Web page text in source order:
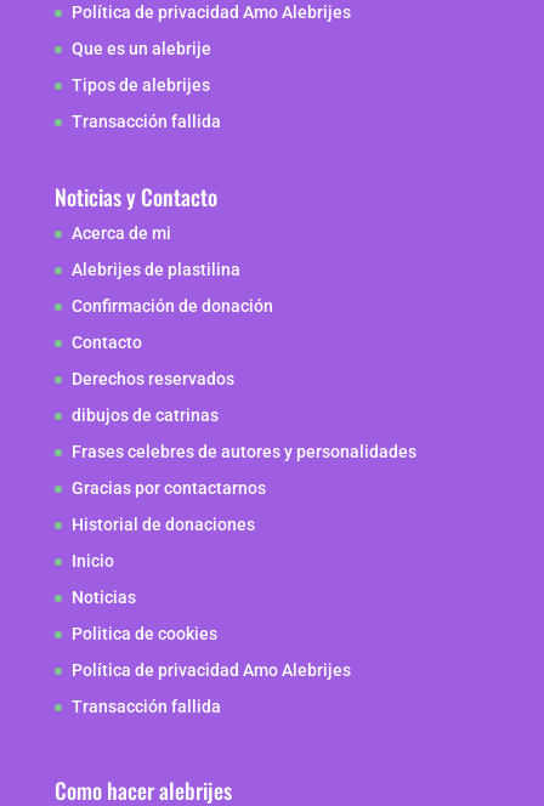
Política de privacidad Amo Alebrijes
Que es un alebrije
Tipos de alebrijes
Transacción fallida
Noticias y Contacto
Acerca de mi
Alebrijes de plastilina
Confirmación de donación
Contacto
Derechos reservados
dibujos de catrinas
Frases celebres de autores y personalidades
Gracias por contactarnos
Historial de donaciones
Inicio
Noticias
Politica de cookies
Política de privacidad Amo Alebrijes
Transacción fallida
Como hacer alebrijes